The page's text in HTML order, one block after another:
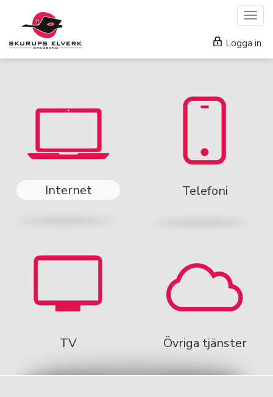
Logga in
Internet Telefoni
TV Övriga tjänster